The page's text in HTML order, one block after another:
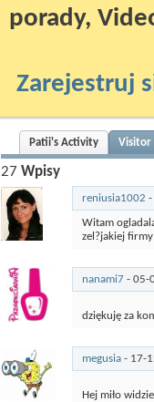
porady,
Zarejestruj
Patii's Activity Visitor
27 Wpisy
reniusia1002 -
Witam
zel?jakiej
nanami7 - 05-
dziękuję za
megusia - 17-
Hej miło